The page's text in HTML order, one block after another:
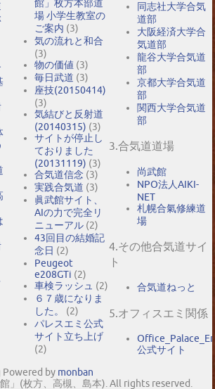
館」枚方本部道
場 小学生教室の
ご案内 (3)
気の流れと和合
(3)
物の価値 (3)
毎日武道 (3)
座技(20150414)
(3)
気結びと反射道
(20140315) (3)
サイトが停止し
ておりました
(20131119) (3)
合気道信念 (3)
実践合気道 (3)
眞武館サイト、
AIの力で完全リ
ニューアル (2)
43回目の結婚記
念日 (2)
Peugeot
e208GTi (2)
車検ラッシュ (2)
６７歳になりま
した。
(2)
パレスエミ公式
サイト立ち上げ
(2)
同志社大学合気
道部
大阪経済大学合
気道部
龍谷大学合気道
部
京都大学合気道
部
関西大学合気道
部
3.合気道道場
尚武館
NPO法人AIKI-
NET
札幌合氣修練道
場
4.その他合気道サイ
ト
合気道ねっと
5.オフィスエミ関係
公式サイト
Powered by monban
」(枚方、高槻、島本). All rights reserved.